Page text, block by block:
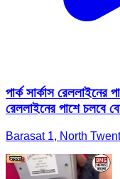
পার্ক সার্কাস
রেললাইনের পাশে চলবে
Barasat 1, North